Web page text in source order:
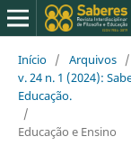
Início / Arquivos /
v. 24 n. 1 (2024):
Educação.
/
Educação e Ensino